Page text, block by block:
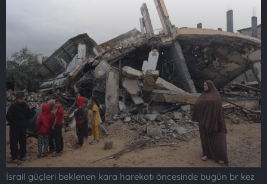
İsrail güçleri beklenen kara harekatı öncesinde bugün br kez